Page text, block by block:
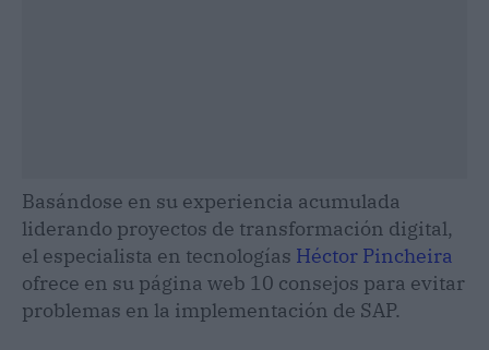
Basándose en su experiencia acumulada
liderando proyectos de transformación digital,
el especialista en tecnologías Héctor Pincheira
ofrece en su página web 10 consejos para evitar
problemas en la implementación de SAP.